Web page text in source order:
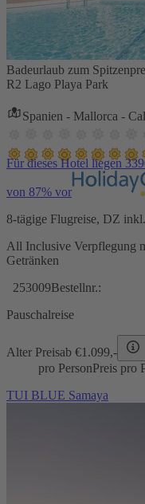
Badeurlaub zum
R2 Lago Playa Park
Spanien - Mallorca -
Für dieses Hotel liegen
von 87% vor
8-tägige Flugreise, DZ
All Inclusive Verpflegung
Getränken
253009Bestellnr.:
Pauschalreise
Alter Preisab €1.099,-
pro PersonPreis pro
TUI BLUE Samaya